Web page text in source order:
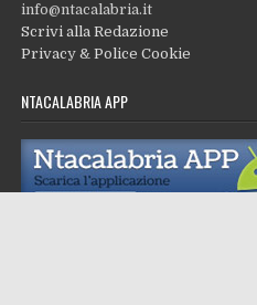
info@ntacalabria.it
Scrivi alla Redazione
Privacy & Police Cookie
NTACALABRIA APP